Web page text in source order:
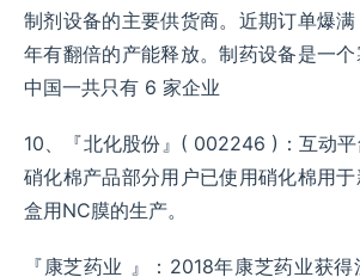
制剂设备的主要供货商。近期订单爆
年有翻倍的产能释放。制药设备是一个
中国一共只有 6 家企业
10、『北化股份』( 002246 )：互动平
硝化棉产品部分用户已使用硝化棉用
盒用NC膜的生产。
『康芝药业 』：2018年康芝药业获